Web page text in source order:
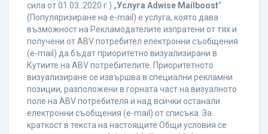
сила от 01.03..2020 г.) „Услуга Adwise Mailboost“
(Популяризиране на e-mail) е услуга, която дава
възможност на Рекламодателите изпратени от тях и
получени от ABV потребител електронни съобщения
(e-mail) да бъдат приоритетно визуализирани в
Кутиите на ABV потребителите. Приоритетното
визуализиране се извършва в специални рекламни
позиции, разположени в горната част на визуалното
поле на ABV потребителя и над всички останали
електронни съобщения (e-mail) от списъка. За
краткост в текста на настоящите Общи условия се